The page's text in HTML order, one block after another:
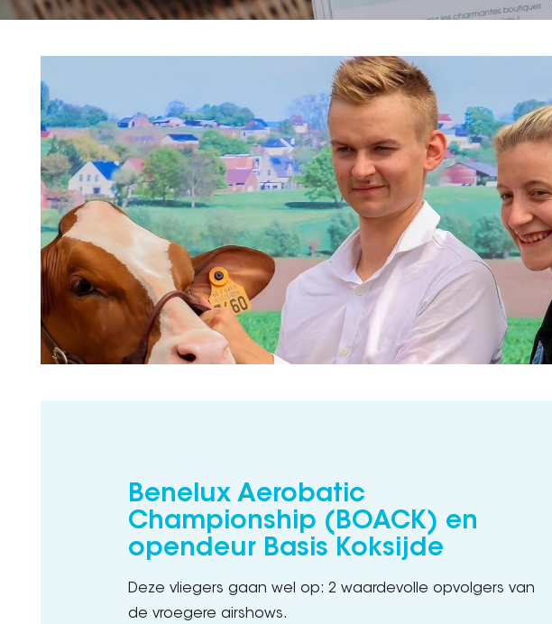
Benelux Aerobatic
Championship (BOACK) en
opendeur Basis Koksijde
Deze vliegers gaan wel op: 2 waardevolle opvolgers van
de vroegere airshows.